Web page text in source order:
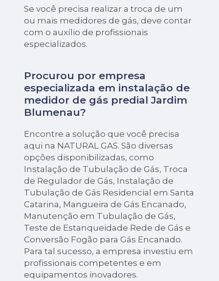
Se você precisa realizar a troca de um
ou mais medidores de gás, deve contar
com o auxílio de profissionais
especializados.
Procurou por empresa
especializada em instalação de
medidor de gás predial Jardim
Blumenau?
Encontre a solução que você precisa
aqui na NATURAL GAS. São diversas
opções disponibilizadas, como
Instalação de Tubulação de Gás, Troca
de Regulador de Gás, Instalação de
Tubulação de Gás Residencial em Santa
Catarina, Mangueira de Gás Encanado,
Manutenção em Tubulação de Gás,
Teste de Estanqueidade Rede de Gás e
Conversão Fogão para Gás Encanado.
Para tal sucesso, a empresa investiu em
profissionais competentes e em
equipamentos inovadores.